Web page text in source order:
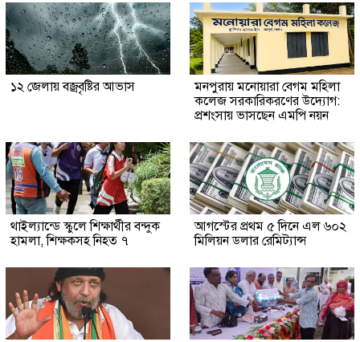
১২ জেলায় বজ্রবৃষ্টির আভাস
মনপুরায় মনোয়ারা বেগম মহিলা
কলেজ সরকারিকরণের উদ্যোগ:
প্রশংসায় ভাসছেন এমপি নয়ন
থাইল্যান্ডে স্কুলে শিক্ষার্থীর বন্দুক
হামলা, শিক্ষকসহ নিহত ৭
আগস্টের প্রথম ৫ দিনে এল ৬০২
মিলিয়ন ডলার রেমিট্যান্স